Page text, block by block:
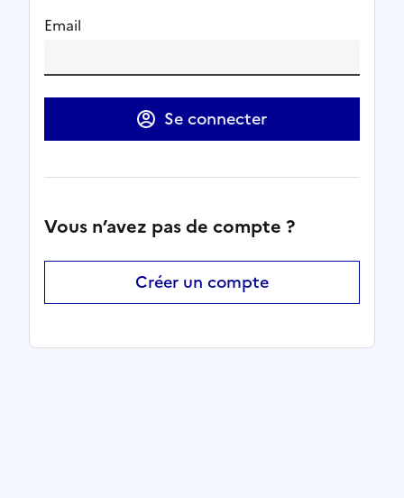
Email
Se connecter
Vous n’avez pas de compte ?
Créer un compte